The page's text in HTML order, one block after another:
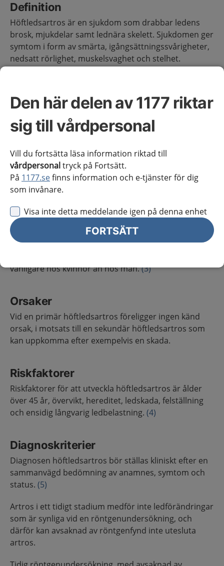
Den här delen av 1177 riktar
sig till vårdpersonal
Vill du fortsätta läsa information riktad till
vårdpersonaltryck på Fortsätt.
På 1177.sefinns information och e-tjänster för dig
som invånare.
Visa inte detta meddelande igen på denna enhet
FORTSÄTT
Definition
Höftledsartros är en sjukdom som drabbar ledens
brosk, mjukdelar samt lednära skelett. Sjukdomen ger
symtom i form av smärta, igångsättningssvårigheter,
nedsatt rörlighet, muskelsvaghet och stelhet.
Artros är den vanligaste ledsjukdomen i Sverige och
förekomst av sjukdomen beräknas öka de kommande
åren då befolkningen blir äldre, har ett högre BMI och
Artros är vanligast i knäled, följt av hand och höftled.
(1) (2)
diagnoskriterier som används (klinisk, radiologisk,
självrapporterat).
Incidensen av klinisk diagnostiserad artros beräknas
vanligare hos kvinnor än hos män.(3)
Orsaker
Vid en primär höftledsartros föreligger ingen känd
orsak, i motsats till en sekundär höftledsartros som
kan uppkomma efter exempelvis en skada.
Riskfaktorer
Riskfaktorer för att utveckla höftledsartros är ålder
över 45 år, övervikt, hereditet, ledskada, felställning
och ensidig långvarig ledbelastning. (4)
Diagnoskriterier
Diagnosen höftledsartros bör ställas kliniskt efter en
sammanvägd bedömning av anamnes, symtom och
status. (5)
Artros i ett tidigt stadium medför inte ledförändringar
som är synliga vid en röntgenundersökning, och
därför kan avsaknad av röntgenfynd inte utesluta
artros.